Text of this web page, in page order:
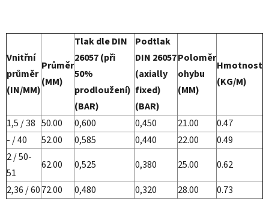
Vnitřní
průměr
(IN/MM)
Průměr
(MM)
Tlak dle DIN
26057 (při
50%
prodloužení)
(BAR)
Podtlak
DIN 26057
(axially
fixed)
(BAR)
Poloměr
ohybu
(MM)
Hmotnost
(KG/M)
1,5 / 38 50.00 0,600 0,450 21.00
0.47
- / 40
52.00 0,585 0,440 22.00
0.49
2 / 50-
51
62.00 0,525 0,380 25.00
0.62
2,36 / 6072.00 0,480 0,320 28.00
0.73